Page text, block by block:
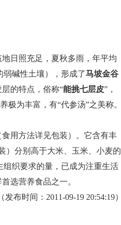
日照充足，夏秋多雨，年平均
弱碱性土壤），形成了马坡金谷
的特点，俗称“能挑七层皮”，
极为丰富，有“代参汤”之美称。
用方法详见包装）。它含有丰
）分别高于大米、玉米、小麦的
组织要求的量，已成为注重生活
选营养食品之一。
（发布时间：2011-09-19 20:54:19）